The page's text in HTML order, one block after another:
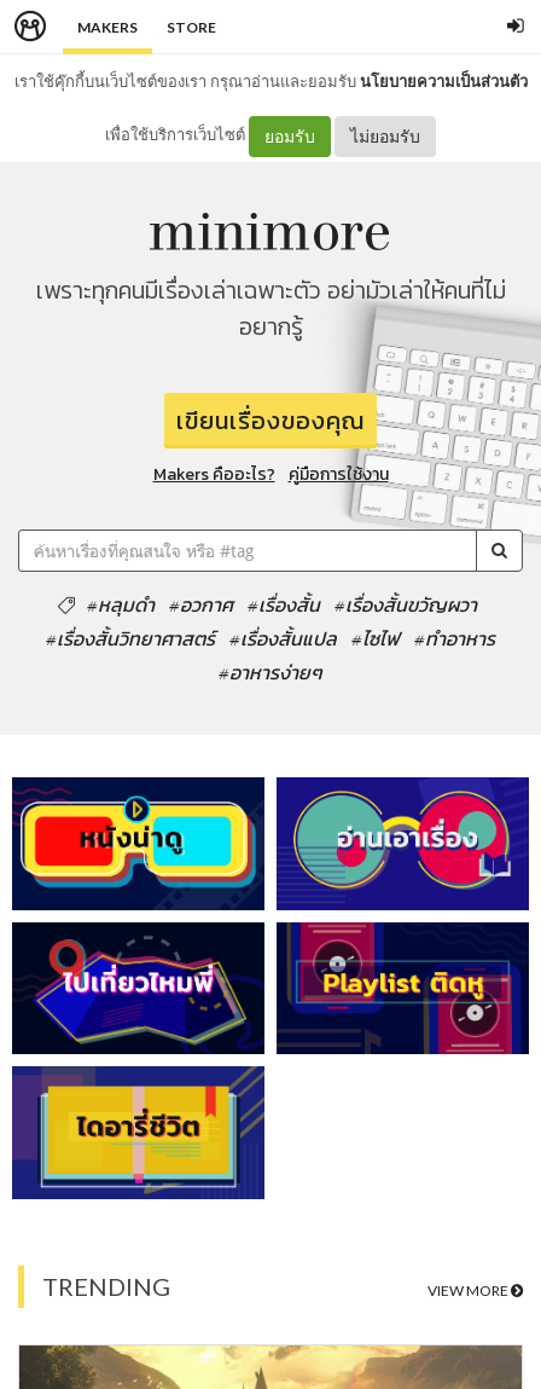
MAKERS STORE
เราใช้คุ๊กกี้บนเว็บไซต์ของเรา กรุณาอ่านและยอมรับนโยบายความเป็นส่วนตัว
เพื่อใช้บริการเว็บไซต์ ยอมรับ ไม่ยอมรับ
เพราะทุกคนมีเรื่องเล่าเฉพาะตัว อย่ามัวเล่าให้คนที่ไม่
อยากรู้
เขียนเรื่องของคุณ
Makers คืออะไร? คู่มือการใช้งาน
#หลุมดำ #อวกาศ #เรื่องสั้น #เรื่องสั้นขวัญผวา
#เรื่องสั้นวิทยาศาสตร์ #เรื่องสั้นแปล #ไซไฟ #ทำอาหาร
#อาหารง่ายๆ
TRENDING VIEW MORE